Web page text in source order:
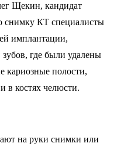
Щекин, кандидат
снимку КТ специалисты
имплантации,
где были удалены
кариозные полости,
в костях челюсти.
на руки снимки или